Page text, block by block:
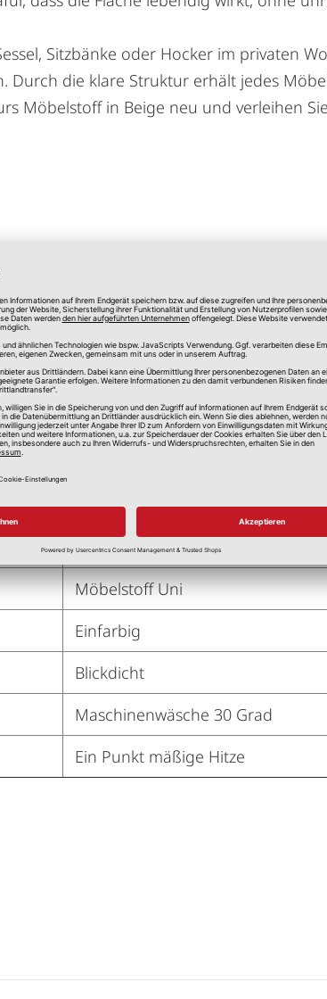
Sitzbänke oder Hocker im privaten
Durch die klare Struktur erhält jedes
Möbelstoff in Beige neu und verleihen
Wäsche.
unterschiedlicher
(Martindale) macht den
Beige
95 % Polyester, 5 % Polyamid
Möbelstoff Uni
Einfarbig
Blickdicht
Maschinenwäsche 30 Grad
Ein Punkt mäßige Hitze